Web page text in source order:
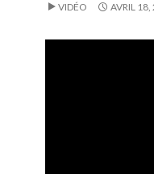
VIDÉO AVRIL